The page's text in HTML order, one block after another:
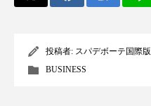
投稿者: スパデボーテ国際版
BUSINESS